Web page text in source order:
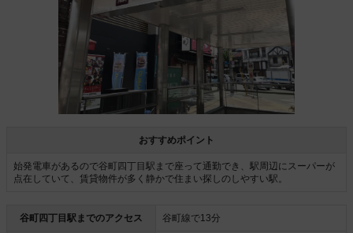
おすすめポイント
始発電車があるので谷町四丁目駅まで座って通勤でき、駅周辺にスーパーが
点在していて、賃貸物件が多く静かで住まい探しのしやすい駅。
谷町四丁目駅までのアクセス 谷町線で13分